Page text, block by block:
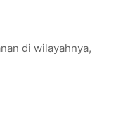
di wilayahnya,